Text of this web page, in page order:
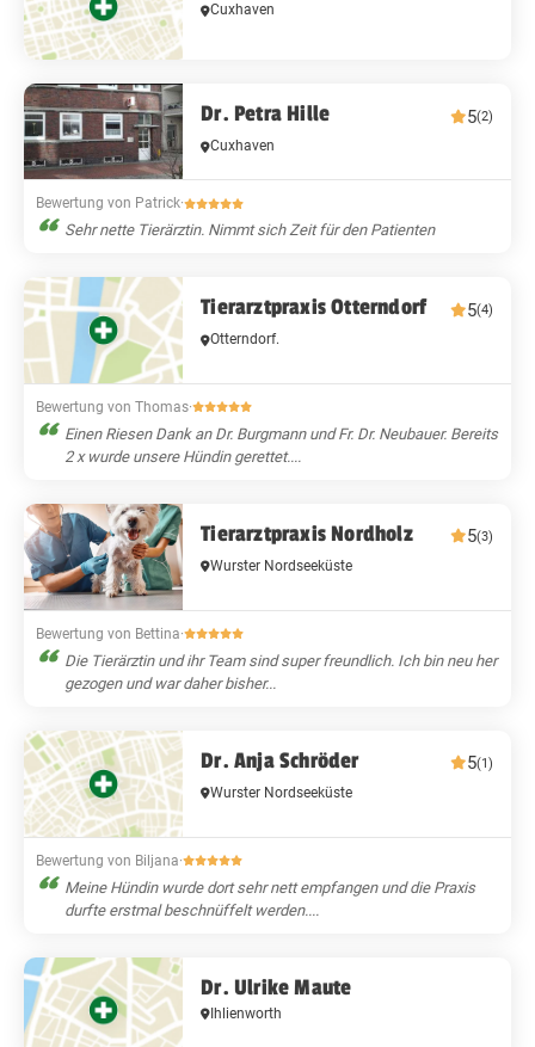
Cuxhaven
Dr. Petra Hille 5(2)
Cuxhaven
Bewertung von Patrick·
Sehr nette Tierärztin. Nimmt sich Zeit für den Patienten
Tierarztpraxis Otterndorf 5(4)
Otterndorf.
Bewertung von Thomas·
Einen Riesen Dank an Dr. Burgmann und Fr. Dr. Neubauer. Bereits
2 x wurde unsere Hündin gerettet....
Tierarztpraxis Nordholz 5(3)
Wurster Nordseeküste
Bewertung von Bettina·
Die Tierärztin und ihr Team sind super freundlich. Ich bin neu her
gezogen und war daher bisher...
Dr. Anja Schröder 5(1)
Wurster Nordseeküste
Bewertung von Biljana·
Meine Hündin wurde dort sehr nett empfangen und die Praxis
durfte erstmal beschnüffelt werden....
Dr. Ulrike Maute
Ihlienworth